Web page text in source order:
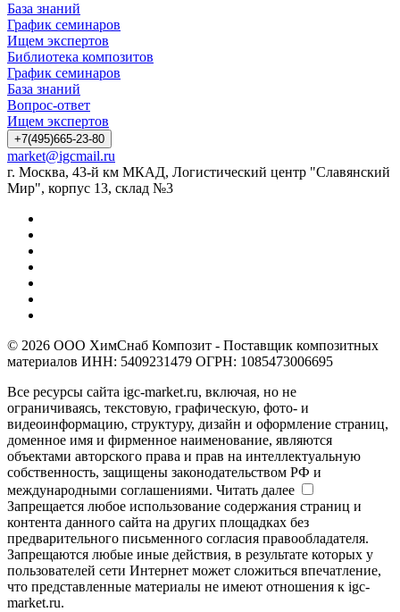
База знаний
График семинаров
Ищем экспертов
Библиотека композитов
График семинаров
База знаний
Вопрос-ответ
Ищем экспертов
+7(495)665-23-80
market@igcmail.ru
г. Москва, 43-й км МКАД, Логистический центр "Славянский
Мир", корпус 13, склад №3
© 2026 ООО ХимСнаб Композит - Поставщик композитных
материалов ИНН: 5409231479 ОГРН: 1085473006695
Все ресурсы сайта igc-market.ru, включая, но не
ограничиваясь, текстовую, графическую, фото- и
видеоинформацию, структуру, дизайн и оформление страниц,
доменное имя и фирменное наименование, являются
объектами авторского права и прав на интеллектуальную
собственность, защищены законодательством РФ и
международными соглашениями. Читать далее
Запрещается любое использование содержания страниц и
контента данного сайта на других площадках без
предварительного письменного согласия правообладателя.
Запрещаются любые иные действия, в результате которых у
пользователей сети Интернет может сложиться впечатление,
что представленные материалы не имеют отношения к igc-
market.ru.